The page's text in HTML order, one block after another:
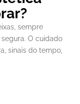
sempre
O cuidado
sinais do tempo,